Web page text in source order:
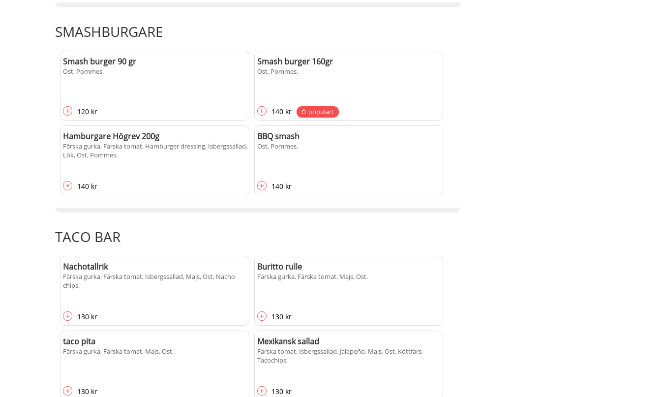
SMASHBURGARE
Smash burger 90 gr
Ost, Pommes.
+ 120 kr
Smash burger 160gr
Ost, Pommes.
+ 140 kr populärt
Hamburgare Högrev 200g
Färska gurka, Färska tomat, Hamburger dressing, Isbergssallad,
Lök, Ost, Pommes.
+ 140 kr
BBQ smash
Ost, Pommes.
+ 140 kr
TACO BAR
Nachotallrik
Färska gurka, Färska tomat, Isbergssallad, Majs, Ost, Nacho
chips.
+ 130 kr
Buritto rulle
Färska gurka, Färska tomat, Majs, Ost.
+ 130 kr
taco pita
Färska gurka, Färska tomat, Majs, Ost.
+ 130 kr
Mexikansk sallad
Färska tomat, Isbergssallad, Jalapeño, Majs, Ost, Köttfärs,
Tacochips.
+ 130 kr